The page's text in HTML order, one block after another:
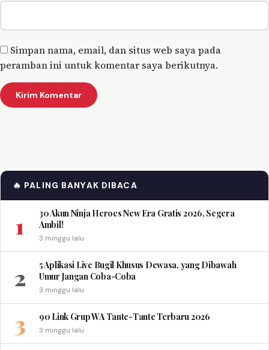
Simpan nama, email, dan situs web saya pada
peramban ini untuk komentar saya berikutnya.
🔥 PALING BANYAK DIBACA
1
30 Akun Ninja Heroes New Era Gratis 2026, Segera
Ambil!
3 minggu lalu
2
5 Aplikasi Live Bugil Khusus Dewasa, yang Dibawah
Umur Jangan Coba-Coba
3 minggu lalu
3 90 Link Grup WA Tante-Tante Terbaru 2026
3 minggu lalu